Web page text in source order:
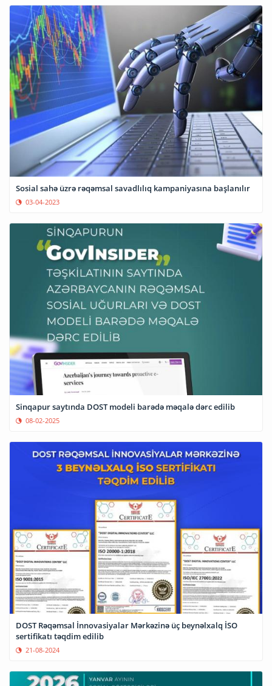
Sosial sahə üzrə rəqəmsal savadlılıq kampaniyasına başlanılır
03-04-2023
Sinqapur saytında DOST modeli barədə məqalə dərc edilib
08-02-2025
DOST Rəqəmsal İnnovasiyalar Mərkəzinə üç beynəlxalq İSO
sertifikatı təqdim edilib
21-08-2024